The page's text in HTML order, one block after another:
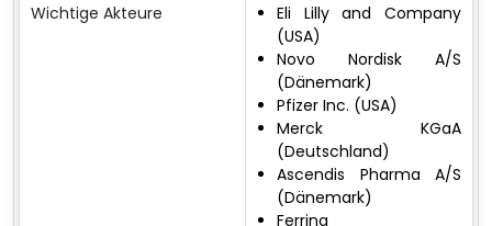
Wichtige Akteure
Eli Lilly and Company
(USA)
Novo Nordisk A/S
(Dänemark)
Pfizer Inc. (USA)
Merck KGaA
(Deutschland)
Ascendis Pharma A/S
(Dänemark)
Ferring